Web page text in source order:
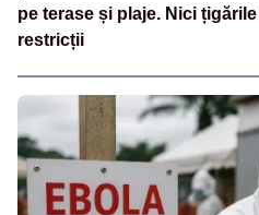
pe terase și plaje. Nici
restricții